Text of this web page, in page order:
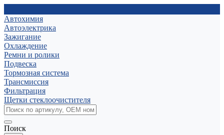
Автохимия
Автоэлектрика
Зажигание
Охлаждение
Ремни и ролики
Подвеска
Тормозная система
Трансмиссия
Фильтрация
Щетки стеклоочистителя
Поиск